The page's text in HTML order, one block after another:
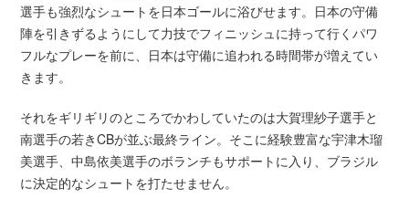
選手も強烈なシュートを日本ゴールに浴びせます。日本の守備
陣を引きずるようにして力技でフィニッシュに持って行くパワ
フルなプレーを前に、日本は守備に追われる時間帯が増えてい
きます。
それをギリギリのところでかわしていたのは大賀理紗子選手と
南選手の若きCBが並ぶ最終ライン。そこに経験豊富な宇津木瑠
美選手、中島依美選手のボランチもサポートに入り、ブラジル
に決定的なシュートを打たせません。